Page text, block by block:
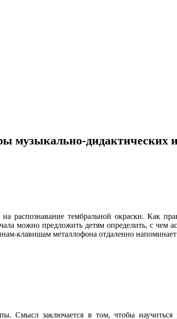
музыкально-дидактических
распознавание тембральной окраски. Как
можно предложить детям определить, с чем
клавишам металлофона отдаленно
Смысл заключается в том, чтобы